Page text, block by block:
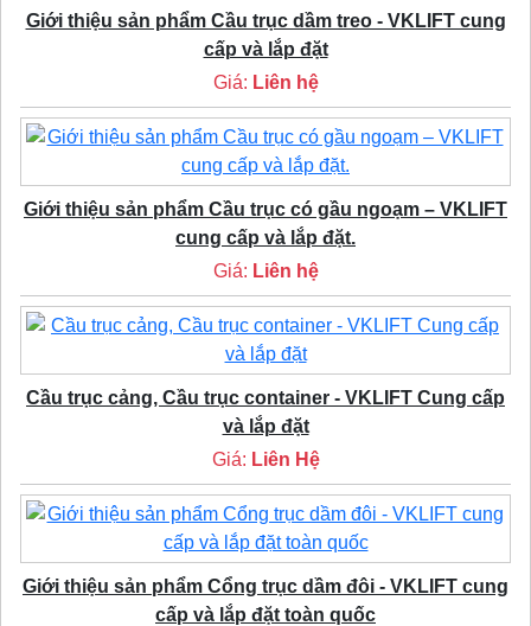
Giới thiệu sản phẩm Cầu trục dầm treo - VKLIFT cung
cấp và lắp đặt
Giá: Liên hệ
Giới thiệu sản phẩm Cầu trục có gầu ngoạm – VKLIFT
cung cấp và lắp đặt.
Giá: Liên hệ
Cầu trục cảng, Cầu trục container - VKLIFT Cung cấp
và lắp đặt
Giá: Liên Hệ
Giới thiệu sản phẩm Cổng trục dầm đôi - VKLIFT cung
cấp và lắp đặt toàn quốc